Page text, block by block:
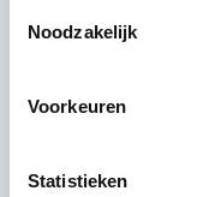
Noodzakelijk
Voorkeuren
Statistieken